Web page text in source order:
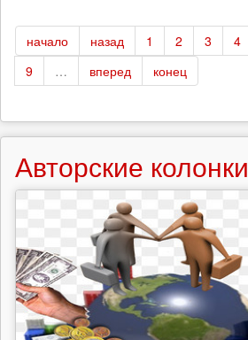
заседание
по
делу
Кирилла
21
начало назад 1 2 3 4
9
… вперед конец
Авторские колонки